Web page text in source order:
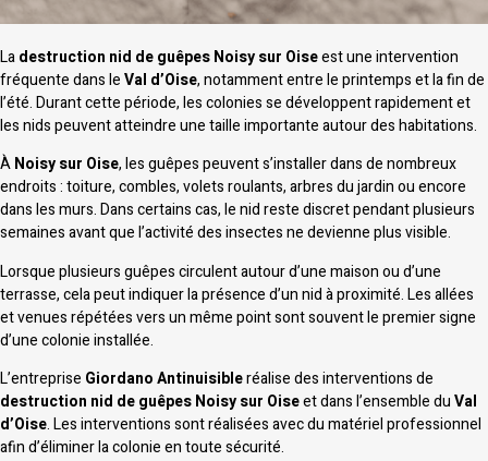
Ladestruction nid de guêpes Noisy sur Oiseest une intervention
fréquente dans leVal d’Oise, notamment entre le printemps et la fin de
l’été. Durant cette période, les colonies se développent rapidement et
les nids peuvent atteindre une taille importante autour des habitations.
ÀNoisy sur Oise, les guêpes peuvent s’installer dans de nombreux
endroits : toiture, combles, volets roulants, arbres du jardin ou encore
dans les murs. Dans certains cas, le nid reste discret pendant plusieurs
semaines avant que l’activité des insectes ne devienne plus visible.
Lorsque plusieurs guêpes circulent autour d’une maison ou d’une
terrasse, cela peut indiquer la présence d’un nid à proximité. Les allées
et venues répétées vers un même point sont souvent le premier signe
d’une colonie installée.
L’entreprise Giordano Antinuisibleréalise des interventions de
destruction nid de guêpes Noisy sur Oiseet dans l’ensemble duVal
d’Oise. Les interventions sont réalisées avec du matériel professionnel
afin d’éliminer la colonie en toute sécurité.